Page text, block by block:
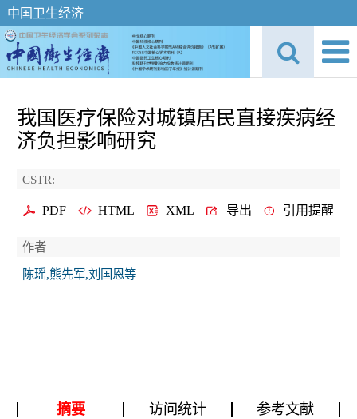
中国卫生经济
我国医疗保险对城镇居民直接疾病经
济负担影响研究
CSTR:
PDF HTML XML 导出 引用提醒
作者
陈瑶,熊先军,刘国恩等
摘要 访问统计
参考文献